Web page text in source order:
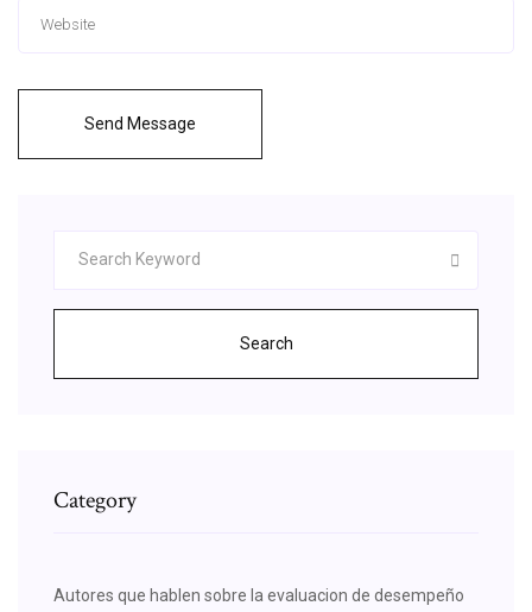
Send Message
Search
Category
Autores que hablen sobre la evaluacion de desempeño